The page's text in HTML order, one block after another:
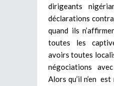
dirigeants
déclarations
quand ils
toutes les
avoirs toutes
négociations
Alors qu’il n’en